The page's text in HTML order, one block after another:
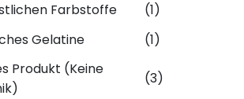
Farbstoffe
(1)
Gelatine
(1)
Produkt (Keine
(3)